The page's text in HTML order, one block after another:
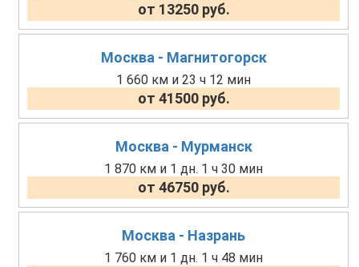
от 13250 руб.
Москва - Магнитогорск
1 660 км и 23 ч 12 мин
от 41500 руб.
Москва - Мурманск
1 870 км и 1 дн. 1 ч 30 мин
от 46750 руб.
Москва - Назрань
1 760 км и 1 дн. 1 ч 48 мин